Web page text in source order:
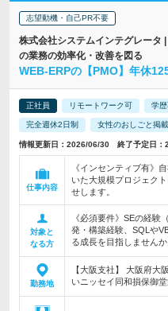
志望動機・自己PR不要
株式会社システムインテグレータ
の業務の効率化・改善を図る
WEB-ERPの【PMO】年休
正社員 リモートワーク可 学
完全週休2日制 女性のおしごと掲
情報更新日：2026/06/30 終了予定日：
仕事内容
《インセンティブ有》
いた大規模プロジェク
せします。
対象と
なる方
《必須要件》SEの経験
発・構築経験、SQLや
る成長を目指しませんか
勤務地
【大阪支社】 大阪府大
いニッセイ同和損保御